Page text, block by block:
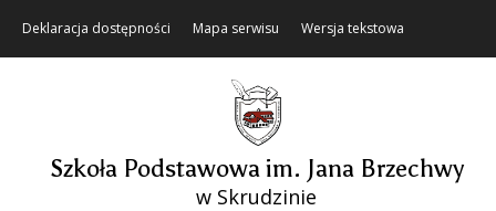
Deklaracja dostępności Mapa serwisu Wersja tekstowa
Szkoła Podstawowa im. Jana Brzechwy
w Skrudzinie